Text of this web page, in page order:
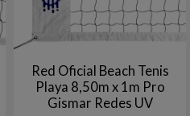
Red Oficial Beach Tenis
Playa 8,50m x 1m Pro
Gismar Redes UV